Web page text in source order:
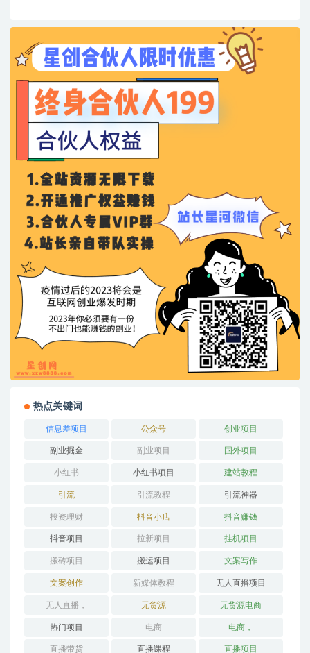
热点关键词
信息差项目 公众号 创业项目
副业掘金 副业项目 国外项目
小红书 小红书项目 建站教程
引流 引流教程 引流神器
投资理财 抖音小店 抖音赚钱
抖音项目 拉新项目 挂机项目
搬砖项目 搬运项目 文案写作
文案创作 新媒体教程 无人直播项目
无人直播， 无货源 无货源电商
热门项目 电商 电商，
直播带货 直播课程 直播项目